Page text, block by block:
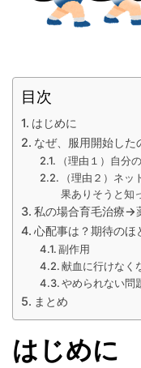
目次
はじめに
なぜ、服用開始した
（理由１）自分
（理由２）ネ
果ありそうと知
私の場合育毛治療→
心配事は？期待のほ
副作用
献血に行けなく
やめられない問
まとめ
はじめに